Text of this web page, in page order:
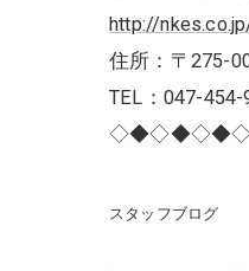
http://
住所：〒275-
TEL：047-454-
スタッフブログ